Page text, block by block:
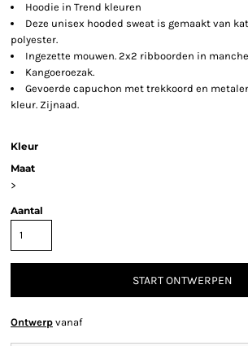
Hoodie in Trend kleuren
Deze unisex hooded sweat is gemaakt van
polyester.
Ingezette mouwen. 2x2 ribboorden in
Kangoeroezak.
Gevoerde capuchon met trekkoord en
kleur. Zijnaad.
Kleur
Maat
>
Aantal
START ONTWERPEN
Ontwerp vanaf